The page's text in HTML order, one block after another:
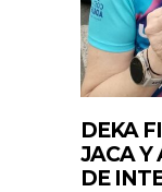
DEKA
JACA Y
DE